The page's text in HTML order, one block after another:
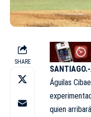
SHARE
SANTIAGO.-
Águilas
quien